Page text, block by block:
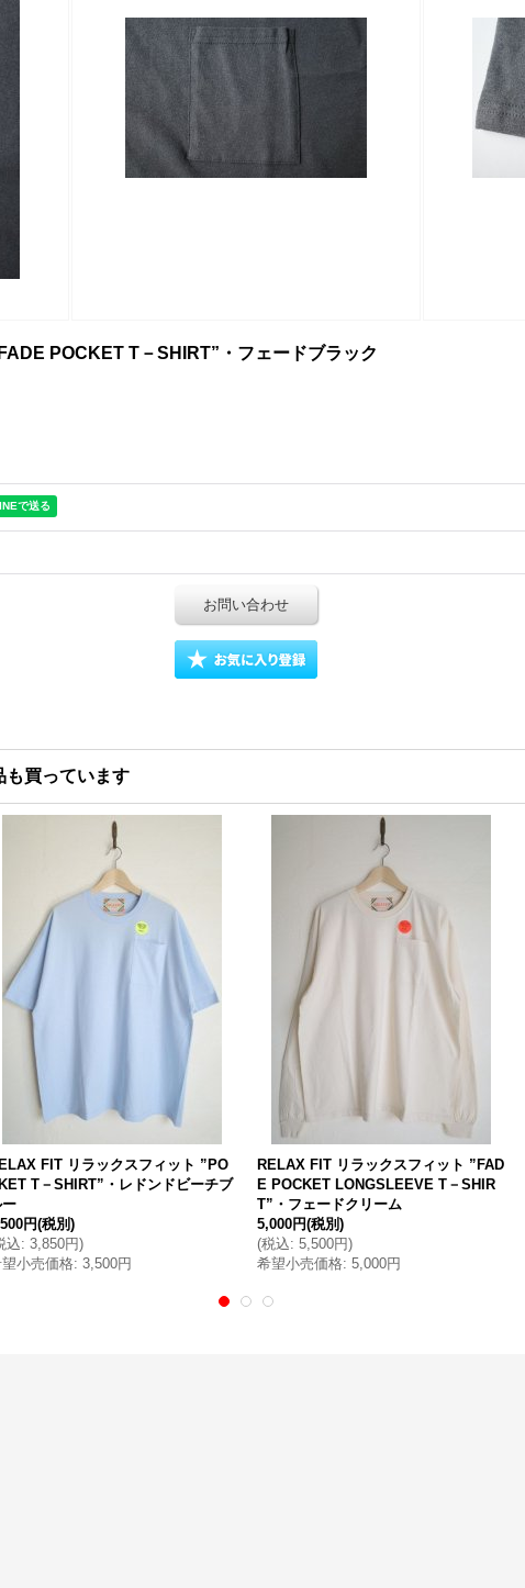
POCKET T－SHIRT”・フェードブラック
お問い合わせ
も買っています
FIT リラックスフィット ”PO
T－SHIRT”・レドンドビーチブ
円(税別)
込: 3,850円)
小売価格: 3,500円
RELAX FIT リラックスフィット ”FAD
E POCKET LONGSLEEVE T－SHIR
T”・フェードクリーム
5,000円(税別)
(税込: 5,500円)
希望小売価格: 5,000円